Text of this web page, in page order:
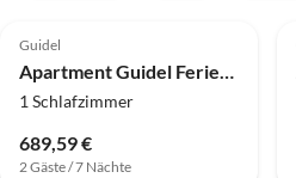
Guidel
Apartment Guidel Ferienwohnung mit Meerblick für 5 Personen
1 Schlafzimmer
689,59 €
2 Gäste / 7 Nächte